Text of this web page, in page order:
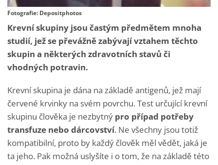
Fotografie: Depositphotos
Krevní skupiny jsou častým předmětem mnoha
studií, jež se převážně zabývají vztahem těchto
skupin a některých zdravotních stavů či
vhodných potravin.
Krevní skupina je dána na základě antigenů, jež mají
červené krvinky na svém povrchu. Test určující krevní
skupinu člověka je nezbytný pro případ potřeby
transfuze nebo dárcovství. Ne všechny jsou totiž
kompatibilní, proto by každý člověk měl vědět, jaká je
ta jeho. Pak možná uslyšíte i o tom, že na základě této